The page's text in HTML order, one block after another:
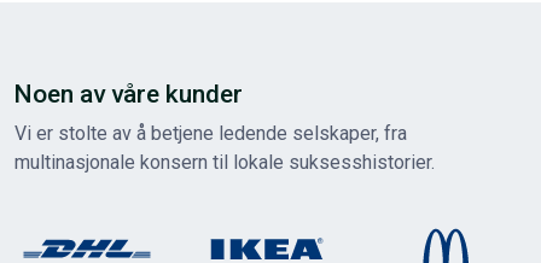
Noen av våre kunder
Vi er stolte av å betjene ledende selskaper, fra
multinasjonale konsern til lokale suksesshistorier.